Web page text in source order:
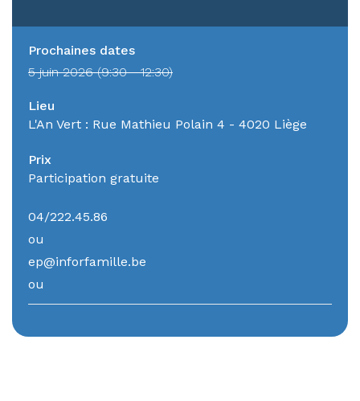
Prochaines dates
5 juin 2026 (9:30 - 12:30)
Lieu
L'An Vert : Rue Mathieu Polain 4 - 4020 Liège
Prix
Participation gratuite
04/222.45.86
ou
ep@inforfamille.be
ou